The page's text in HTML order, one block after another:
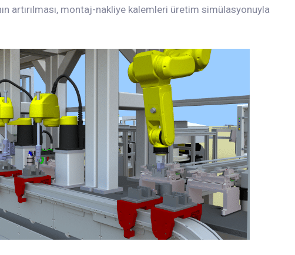
artırılması, montaj-nakliye kalemleri üretim simülasyonuyla